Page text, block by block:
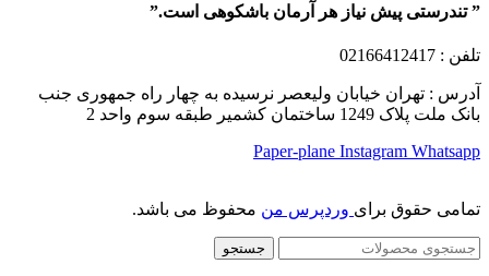
” تندرستی پیش نیاز هر آرمان باشکوهی است.”
تلفن : 02166412417
آدرس : تهران خیابان ولیعصر نرسیده به چهار راه جمهوری جنب
بانک ملت پلاک 1249 ساختمان کشمیر طبقه سوم واحد 2
Paper-plane Instagram Whatsapp
تمامی حقوق برای وردپرس من محفوظ می باشد.
جستجو